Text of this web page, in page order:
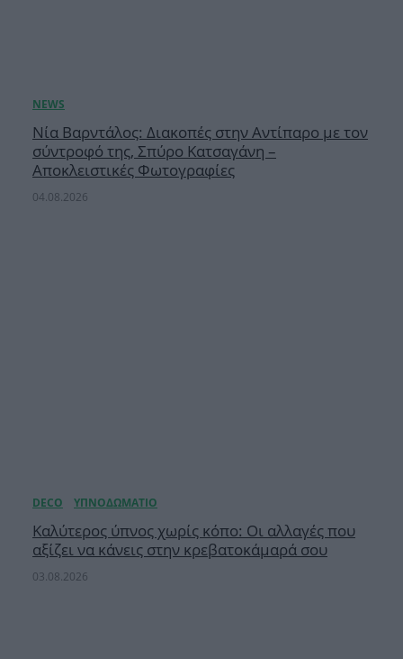
Νία Βαρντάλος: Διακοπές στην Αντίπαρο με τον
σύντροφό της, Σπύρο Κατσαγάνη –
Αποκλειστικές Φωτογραφίες
04.08.2026
Καλύτερος ύπνος χωρίς κόπο: Οι αλλαγές που
αξίζει να κάνεις στην κρεβατοκάμαρά σου
03.08.2026